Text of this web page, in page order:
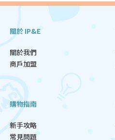
關於 IP&E
關於我們
商戶加盟
購物指南
新手攻略
常見問題